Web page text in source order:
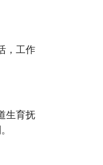
，工作
生育抚